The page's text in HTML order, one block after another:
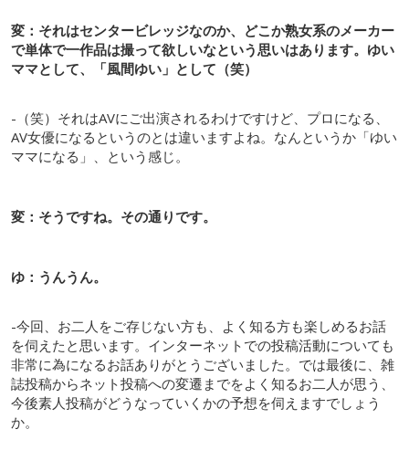
変：それはセンタービレッジなのか、どこか熟女系のメーカー
で単体で一作品は撮って欲しいなという思いはあります。ゆい
ママとして、「風間ゆい」として（笑）
-（笑）それはAVにご出演されるわけですけど、プロになる、
AV女優になるというのとは違いますよね。なんというか「ゆい
ママになる」、という感じ。
変：そうですね。その通りです。
ゆ：うんうん。
-今回、お二人をご存じない方も、よく知る方も楽しめるお話
を伺えたと思います。インターネットでの投稿活動についても
非常に為になるお話ありがとうございました。では最後に、雑
誌投稿からネット投稿への変遷までをよく知るお二人が思う、
今後素人投稿がどうなっていくかの予想を伺えますでしょう
か。